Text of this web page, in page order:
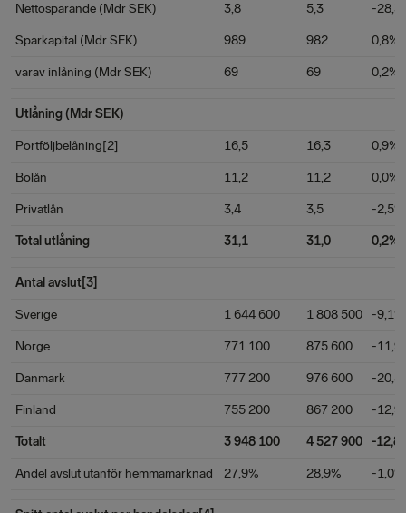
Nettosparande (Mdr SEK) 3,8 5,3 -
Sparkapital (Mdr SEK) 989 982 0,8%
varav inlåning (Mdr SEK) 69 69 0,2%
Utlåning (Mdr SEK)
Portföljbelåning[2] 16,5 16,3 0,9%
Bolån 11,2 11,2 0,0%
Privatlån 3,4 3,5 -2,5%
Total utlåning 31,1 31,0 0,2%
Antal avslut[3]
Sverige 1 644 600 1 808 500 -9,1%
Norge 771 100 875 600 -
Danmark 777 200 976 600 -
Finland 755 200 867 200 -
Totalt 3 948 100 4 527 900 -
Andel avslut utanför hemmamarknad 27,9% 28,9% -1,0%